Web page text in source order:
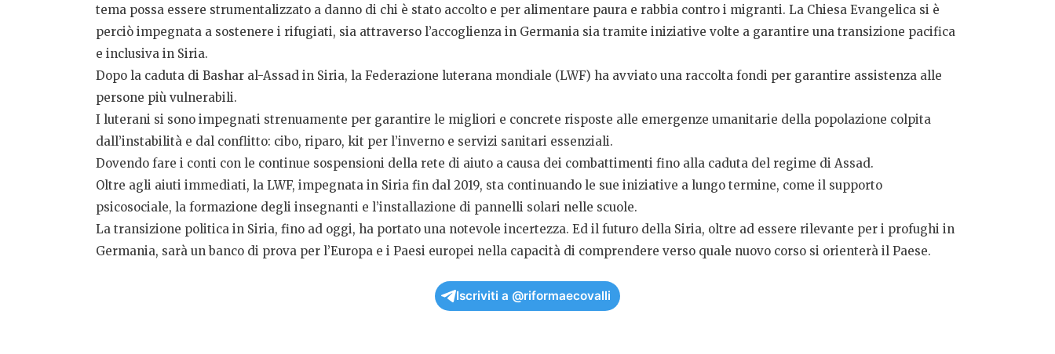
tema possa essere strumentalizzato a danno di chi è stato accolto e per alimentare paura e rabbia contro i migranti. La Chiesa Evangelica si è
perciò impegnata a sostenere i rifugiati, sia attraverso l’accoglienza in Germania sia tramite iniziative volte a garantire una transizione pacifica
e inclusiva in Siria.
Dopo la caduta di Bashar al-Assad in Siria, la Federazione luterana mondiale (LWF) ha avviato una raccolta fondi per garantire assistenza alle
persone più vulnerabili.
I luterani si sono impegnati strenuamente per garantire le migliori e concrete risposte alle emergenze umanitarie della popolazione colpita
dall’instabilità e dal conflitto: cibo, riparo, kit per l’inverno e servizi sanitari essenziali.
Dovendo fare i conti con le continue sospensioni della rete di aiuto a causa dei combattimenti fino alla caduta del regime di Assad.
Oltre agli aiuti immediati, la LWF, impegnata in Siria fin dal 2019, sta continuando le sue iniziative a lungo termine, come il supporto
psicosociale, la formazione degli insegnanti e l’installazione di pannelli solari nelle scuole.
La transizione politica in Siria, fino ad oggi, ha portato una notevole incertezza. Ed il futuro della Siria, oltre ad essere rilevante per i profughi in
Germania, sarà un banco di prova per l’Europa e i Paesi europei nella capacità di comprendere verso quale nuovo corso si orienterà il Paese.
Iscriviti a @riformaecovalli